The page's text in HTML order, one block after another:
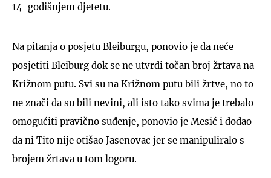
14-godišnjem djetetu.
Na pitanja o posjetu Bleiburgu, ponovio je da neće
posjetiti Bleiburg dok se ne utvrdi točan broj žrtava na
Križnom putu. Svi su na Križnom putu bili žrtve, no to
ne znači da su bili nevini, ali isto tako svima je trebalo
omogućiti pravično suđenje, ponovio je Mesić i dodao
da ni Tito nije otišao Jasenovac jer se manipuliralo s
brojem žrtava u tom logoru.